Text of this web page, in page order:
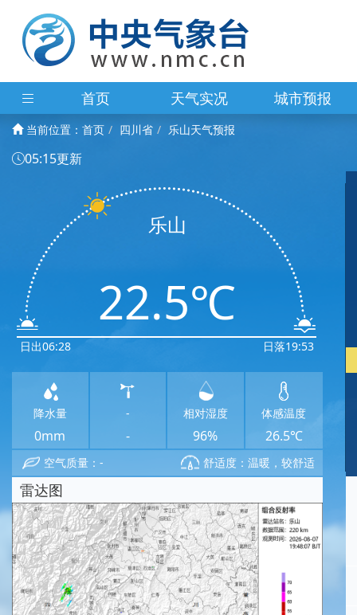
首页 天气实况 城市预报
当前位置： 首页 四川省 乐山天气预报
05:15更新
日出06:28
乐山
22.5℃
日落19:53
降水量
0mm
-
-
相对湿度
96%
体感温度
26.5℃
空气质量：- 舒适度：温暖，较舒适
雷达图